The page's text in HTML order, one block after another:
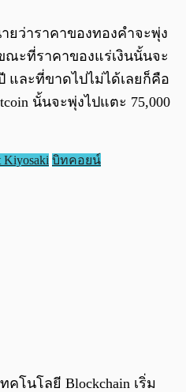
ยว่าราคาของทองคำจะพุ่ง
ณะที่ราคาของแร่เงินนั้นจะ
และที่ขาดไปไม่ได้เลยก็คือ
นั้นจะพุ่งไปแตะ 75,000
Kiyosaki บิทคอยน์
โนโลยี Blockchain เริ่ม